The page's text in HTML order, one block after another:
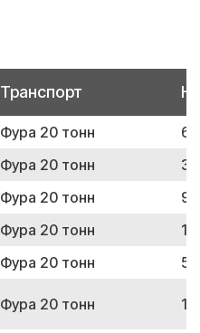
Транспорт
Фура 20 тонн
Фура 20 тонн
Фура 20 тонн
Фура 20 тонн
Фура 20 тонн
Фура 20 тонн